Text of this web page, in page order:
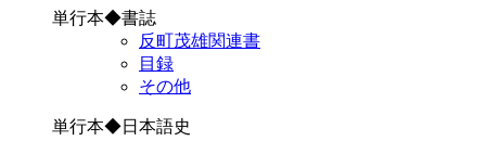
単行本◆書誌
反町茂雄関連書
目録
その他
単行本◆日本語史